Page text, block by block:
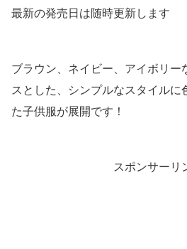
最新の発売日は随時更新します
ブラウン、ネイビー、アイボリー
スとした、シンプルなスタイルに
た子供服が展開です！
スポンサーリ